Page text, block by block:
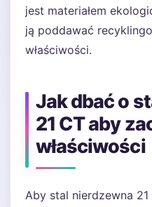
jest materiałem
ją poddawać
właściwości.
Jak dbać o
21 CT aby
właściwości
Aby stal nierdzewna